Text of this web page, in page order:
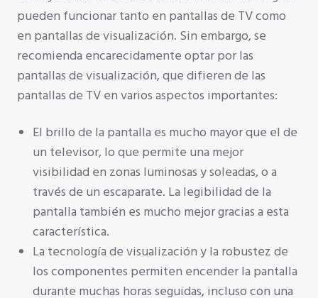
pueden funcionar tanto en pantallas de TV como
en pantallas de visualización. Sin embargo, se
recomienda encarecidamente optar por las
pantallas de visualización, que difieren de las
pantallas de TV en varios aspectos importantes:
El brillo de la pantalla es mucho mayor que el de
un televisor, lo que permite una mejor
visibilidad en zonas luminosas y soleadas, o a
través de un escaparate. La legibilidad de la
pantalla también es mucho mejor gracias a esta
característica.
La tecnología de visualización y la robustez de
los componentes permiten encender la pantalla
durante muchas horas seguidas, incluso con una